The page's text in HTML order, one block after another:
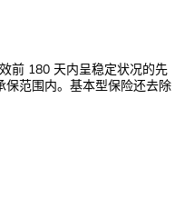
前 180 天内呈稳定状况的先
保范围内。基本型保险还去除